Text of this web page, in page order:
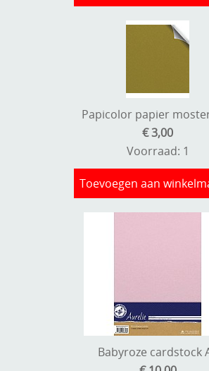
Papicolor papier
€ 3,00
Voorraad: 1
Toevoegen aan
Babyroze cardstock